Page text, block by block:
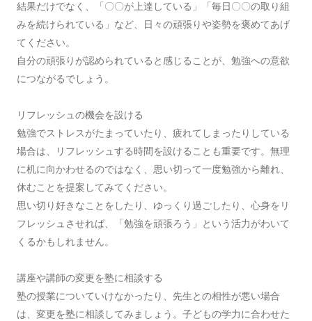
結果だけでなく、「〇〇が上達している」「毎日〇〇の取り組
みを続けられている」など、日々の頑張りや姿勢を褒めてあげ
てください。
自分の頑張りが認められていると感じることが、勉強への意欲
につながるでしょう。
リフレッシュの機会を設ける
勉強でストレスがたまっていたり、疲れてしまったりしている
場合は、リフレッシュする時間を設けることも重要です。無理
に机に向かわせるのではなく、思い切って一度勉強から離れ、
休むことを提案してみてください。
思い切り好きなことをしたり、ゆっくり過ごしたり、心身をリ
フレッシュさせれば、「勉強を頑張ろう」という活力がわいて
くるかもしれません。
講座や講師の変更を塾に相談する
塾の授業についていけなかったり、先生との相性が悪い場合
は、変更を塾に相談してみましょう。子どもの学力に合わせた